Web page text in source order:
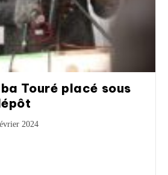
Touré placé sous
2024